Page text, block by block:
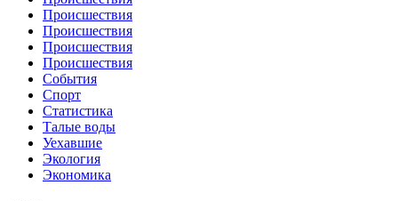
Происшествия
Происшествия
Происшествия
Происшествия
События
Спорт
Статистика
Талые воды
Уехавшие
Экология
Экономика